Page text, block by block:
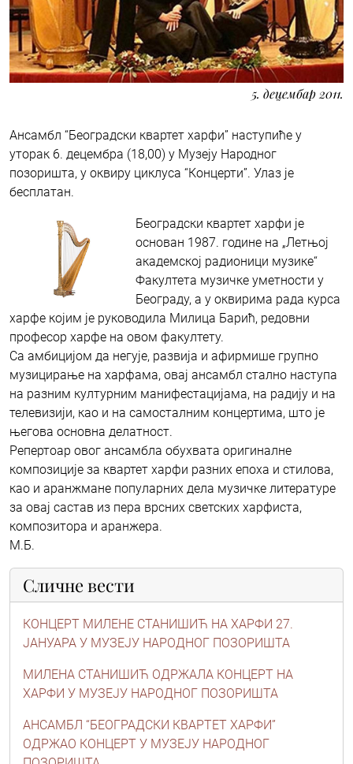
5. децембар 2011.
Ансамбл “Београдски квартет харфи” наступиће у
уторак 6. децембра (18,00) у Музеју Народног
позоришта, у оквиру циклуса “Концерти”. Улаз је
бесплатан.
Београдски квартет харфи је
основан 1987. године на „Летњој
академској радионици музике“
Факултета музичке уметности у
Београду, а у оквирима рада курса
харфе којим је руководила Милица Барић, редовни
професор харфе на овом факултету.
Са амбицијом да негује, развија и афирмише групно
музицирање на харфама, овај ансамбл стално наступа
на разним културним манифестацијама, на радију и на
телевизији, као и на самосталним концертима, што је
његова основна делатност.
Репертоар овог ансамбла обухвата оригиналне
композиције за квартет харфи разних епоха и стилова,
као и аранжмане популарних дела музичке литературе
за овај састав из пера врсних светских харфиста,
композитора и аранжера.
M.Б.
Сличне вести
КОНЦЕРТ МИЛЕНЕ СТАНИШИЋ НА ХАРФИ 27.
ЈАНУАРА У МУЗЕЈУ НАРОДНОГ ПОЗОРИШТА
МИЛЕНА СТАНИШИЋ ОДРЖАЛА КОНЦЕРТ НА
ХАРФИ У МУЗЕЈУ НАРОДНОГ ПОЗОРИШТА
АНСАМБЛ “БЕОГРАДСКИ КВАРТЕТ ХАРФИ”
ОДРЖАО КОНЦЕРТ У МУЗЕЈУ НАРОДНОГ